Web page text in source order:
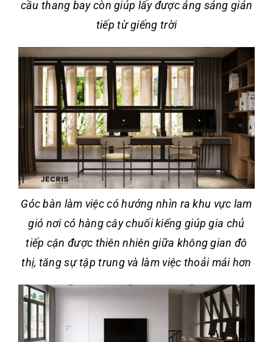
cầu thang bay còn giúp lấy được áng sáng gián
tiếp từ giếng trời
Góc bàn làm việc có hướng nhìn ra khu vực lam
gió nơi có hàng cây chuối kiểng giúp gia chủ
tiếp cận được thiên nhiên giữa không gian đô
thị, tăng sự tập trung và làm việc thoải mái hơn